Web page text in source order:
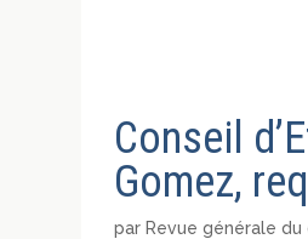
Conseil
Gomez,
par Revue générale du